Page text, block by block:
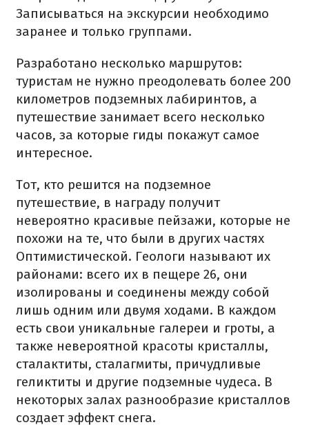
Записываться на экскурсии необходимо
заранее и только группами.
Разработано несколько маршрутов:
туристам не нужно преодолевать более 200
километров подземных лабиринтов, а
путешествие занимает всего несколько
часов, за которые гиды покажут самое
интересное.
Тот, кто решится на подземное
путешествие, в награду получит
невероятно красивые пейзажи, которые не
похожи на те, что были в других частях
Оптимистической. Геологи называют их
районами: всего их в пещере 26, они
изолированы и соединены между собой
лишь одним или двумя ходами. В каждом
есть свои уникальные галереи и гроты, а
также невероятной красоты кристаллы,
сталактиты, сталагмиты, причудливые
геликтиты и другие подземные чудеса. В
некоторых залах разнообразие кристаллов
создает эффект снега.